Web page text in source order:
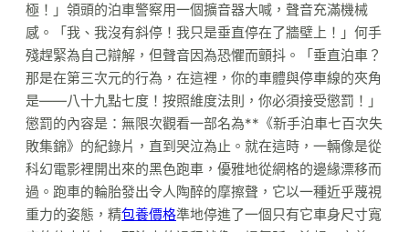
極！」領頭的泊車警察用一個擴音器大喊，聲音充滿機械
感。「我、我沒有斜停！我只是垂直停在了牆壁上！」何手
殘趕緊為自己辯解，但聲音因為恐懼而顫抖。「垂直泊車？
那是在第三次元的行為，在這裡，你的車體與停車線的夾角
是——八十九點七度！按照維度法則，你必須接受懲罰！」
懲罰的內容是：無限次觀看一部名為**《新手泊車七百次失
敗集錦》的紀錄片，直到哭泣為止。就在這時，一輛像是從
科幻電影裡開出來的黑色跑車，優雅地從網格的邊緣漂移而
過。跑車的輪胎發出令人陶醉的摩擦聲，它以一種近乎蔑視
重力的姿態，精包養價格準地停進了一個只有它車身尺寸寬